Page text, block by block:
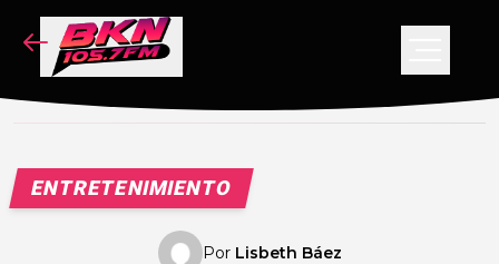
VIDEOS
ENTRETENIMIENTO
Por Lisbeth Báez